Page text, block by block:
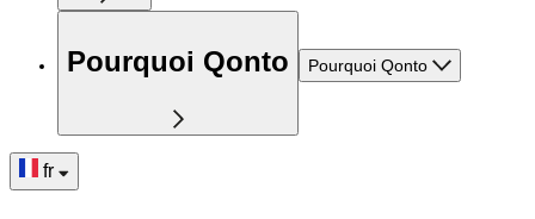
Pourquoi Qonto Pourquoi Qonto
fr